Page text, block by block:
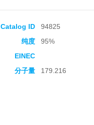
Catalog ID 94825
纯度
95%
EINEC
分子量 179.216